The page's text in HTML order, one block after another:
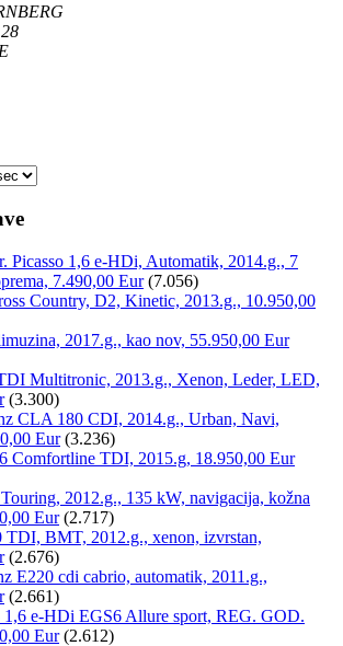
Picasso 1,6 e-HDi, Automatik, 2014.g., 7
7.490,00 Eur (7.056)
Country, D2, Kinetic, 2013.g., 10.950,00
2017.g., kao nov, 55.950,00 Eur
Multitronic, 2013.g., Xenon, Leder, LED,
(3.300)
CLA 180 CDI, 2014.g., Urban, Navi,
Eur (3.236)
Comfortline TDI, 2015.g, 18.950,00 Eur
2012.g., 135 kW, navigacija, kožna
Eur (2.717)
TDI, BMT, 2012.g., xenon, izvrstan,
(2.676)
E220 cdi cabrio, automatik, 2011.g.,
(2.661)
1,6 e-HDi EGS6 Allure sport, REG. GOD.
Eur (2.612)